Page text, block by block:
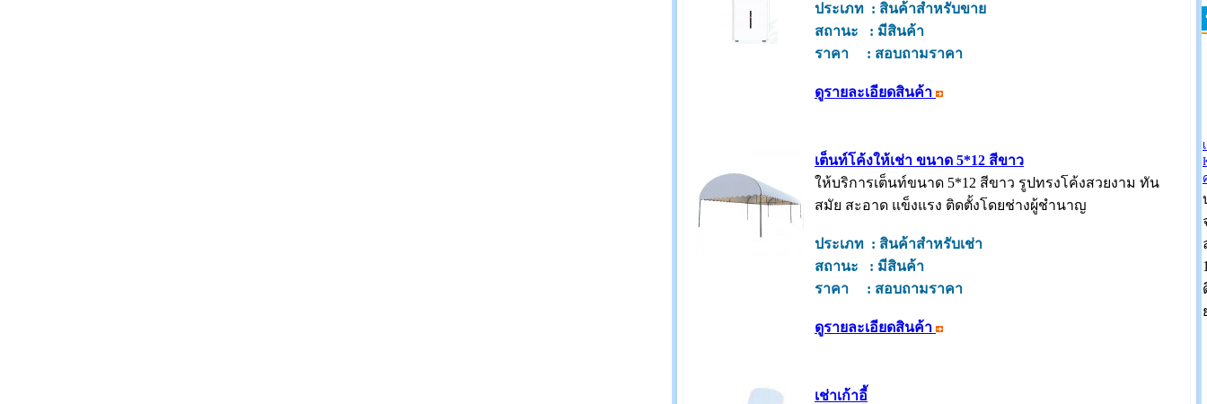
ประเภท : สินค้าสำหรับขาย
สถานะ : มีสินค้า
ราคา : สอบถามราคา
ดูรายละเอียดสินค้า
เต็นท์โค้งให้เช่า ขนาด 5*12 สีขาว
ให้บริการเต็นท์ขนาด 5*12 สีขาว รูปทรงโค้งสวยงาม ทัน
สมัย สะอาด แข็งแรง ติดตั้งโดยช่างผู้ชำนาญ
ประเภท : สินค้าสำหรับเช่า
สถานะ : มีสินค้า
ราคา : สอบถามราคา
ดูรายละเอียดสินค้า
เช่าเก้าอี้